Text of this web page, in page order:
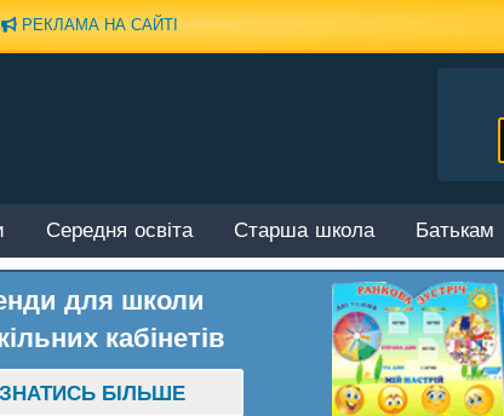
РЕКЛАМА НА САЙТІ
Середня освіта Старша школа Батькам
для школи
кабінетів
БІЛЬШЕ